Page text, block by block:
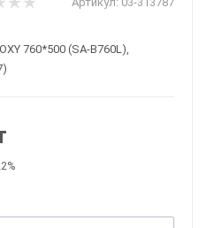
760*500 (SA-B760L),